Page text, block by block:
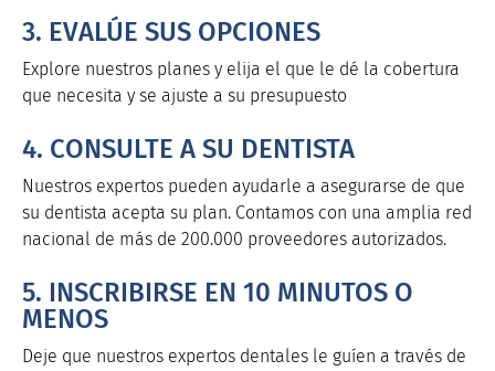
3. EVALÚE SUS OPCIONES
Explore nuestros planes y elija el que le dé la cobertura
que necesita y se ajuste a su presupuesto
4. CONSULTE A SU DENTISTA
Nuestros expertos pueden ayudarle a asegurarse de que
su dentista acepta su plan. Contamos con una amplia red
nacional de más de 200.000 proveedores autorizados.
5. INSCRIBIRSE EN 10 MINUTOS O
MENOS
Deje que nuestros expertos dentales le guíen a través de